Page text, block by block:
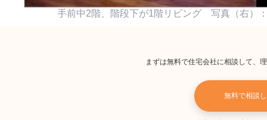
手前中2階、階段下が1階リビング 写真（右）
まずは無料で住宅会社に相談して、
無料で相談